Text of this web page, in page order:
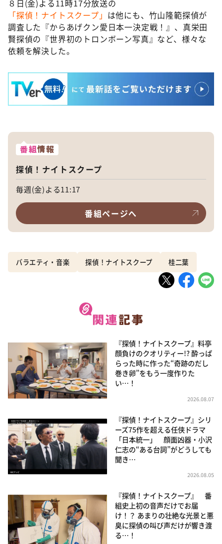
８日(金)よる11時17分放送の
「探偵！ナイトスクープ」 は他にも、竹山隆範探偵が
調査した『からあげクン愛日本一決定戦！』、真栄田
賢探偵の『世界初のトロンボーン写真』など、様々な
依頼を解決した。
番組情報
探偵！ナイトスクープ
毎週(金)よる11:17
番組ページへ
バラエティ・音楽 探偵！ナイトスクープ 桂二葉
『探偵！ナイトスクープ』料亭
顔負けのクオリティー!? 酔っぱ
らった時に作った“奇跡のだし
巻き卵”をもう一度作りた
い…！
2026.08.07
『探偵！ナイトスクープ』シリ
ーズ75作を超える任侠ドラマ
「日本統一」 顔面凶器・小沢
仁志の“ある台詞”がどうしても
聞き…
2026.08.05
『探偵！ナイトスクープ』 番
組史上初の音声だけでお届
け！？ あまりの壮絶な光景と悪
臭に探偵の叫び声だけが響き渡
る…！